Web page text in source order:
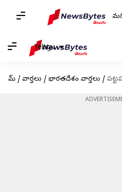
Telugu
హోమ్ / వార్తలు / భారతదేశం వార్తలు /